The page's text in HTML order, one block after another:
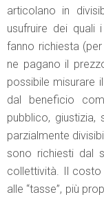
articolano in
usufruire dei quali
fanno richiesta
ne pagano il
possibile misurare
dal beneficio
pubblico,
parzialmente
sono richiesti dal
collettività. Il costo
alle “tasse”, più